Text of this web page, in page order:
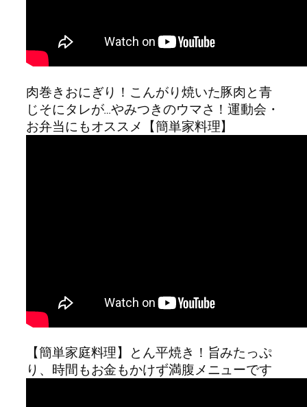
肉巻きおにぎり！こんがり焼いた豚肉と青
じそにタレが…やみつきのウマさ！運動会・
お弁当にもオススメ【簡単家料理】
【簡単家庭料理】とん平焼き！旨みたっぷ
り、時間もお金もかけず満腹メニューです